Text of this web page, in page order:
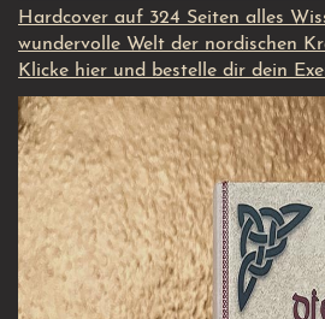
Hardcover auf 324 Seiten alles
wundervolle Welt der nordischen
Klicke hier und bestelle dir dein